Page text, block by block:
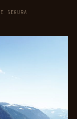
SEGURA